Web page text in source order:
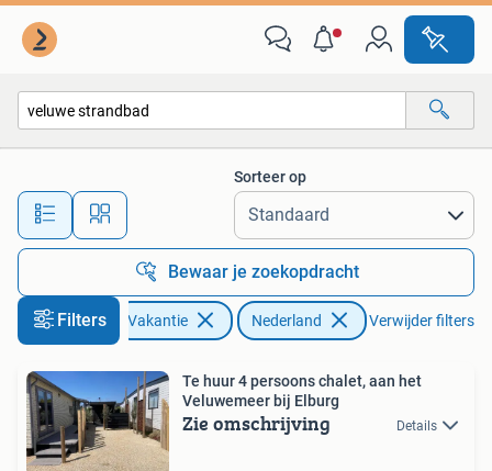
Alle afstanden…
Sorteer op
Bewaar je zoekopdracht
Filters Vakantie Nederland Verwijder filters
Te huur 4 persoons chalet, aan het
Veluwemeer bij Elburg
Zie omschrijving Details